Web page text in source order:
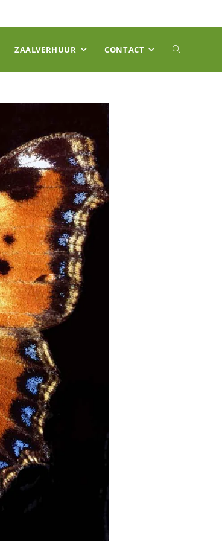
ZAALVERHUUR CONTACT TOGGLE